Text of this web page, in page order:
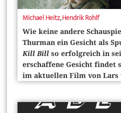
Michael Heitz,Hendrik Rohlf
Wie keine andere
Thurman ein Gesicht als
Kill Bill so erfolgreich in
erschaffene Gesicht findet
im aktuellen Film von Lars